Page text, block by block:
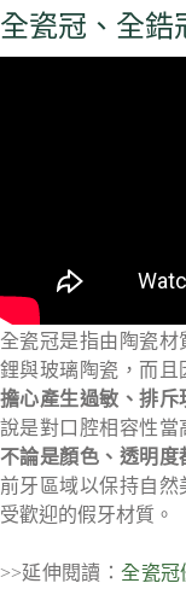
全瓷冠、全鋯
全瓷冠是指由陶瓷
鋰與玻璃陶瓷，而且
擔心產生過敏、排斥
說是對口腔相容性當
不論是顏色、透明度
前牙區域以保持自
受歡迎的假牙材質。
>>延伸閱讀：全瓷冠